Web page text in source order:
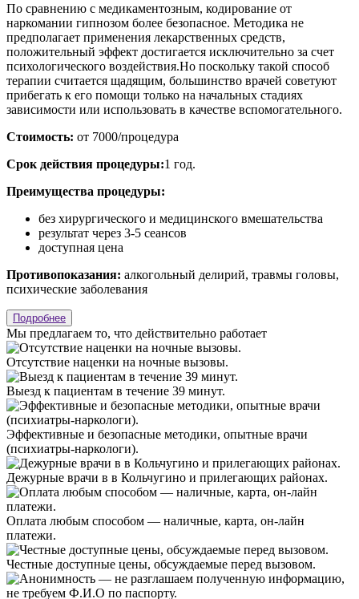
По сравнению с медикаментозным, кодирование от
наркомании гипнозом более безопасное. Методика не
предполагает применения лекарственных средств,
положительный эффект достигается исключительно за счет
психологического воздействия.Но поскольку такой способ
терапии считается щадящим, большинство врачей советуют
прибегать к его помощи только на начальных стадиях
зависимости или использовать в качестве вспомогательного.
Стоимость: от 7000/процедура
Срок действия процедуры:1 год.
Преимущества процедуры:
без хирургического и медицинского вмешательства
результат через 3-5 сеансов
доступная цена
Противопоказания: алкогольный делирий, травмы головы,
психические заболевания
Подробнее
Мы предлагаем то, что действительно работает
Отсутствие наценки на ночные вызовы.
Выезд к пациентам в течение 39 минут.
Эффективные и безопасные методики, опытные врачи
(психиатры-наркологи).
Дежурные врачи в в Кольчугино и прилегающих районах.
Оплата любым способом — наличные, карта, он-лайн
платежи.
Честные доступные цены, обсуждаемые перед вызовом.